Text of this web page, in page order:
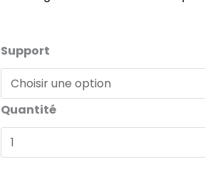
Support
Quantité
quantité
de
Affiche
A2